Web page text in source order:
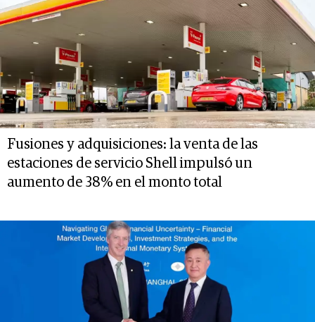
Fusiones y adquisiciones: la venta de las
estaciones de servicio Shell impulsó un
aumento de 38% en el monto total